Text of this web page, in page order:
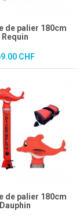
de palier 180cm
Requin
CHF
de palier 180cm
Dauphin